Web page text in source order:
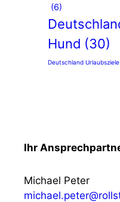
(6)
Hund (30)
Deutschland
Ihr
Michael Peter